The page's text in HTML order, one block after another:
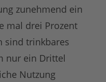
zunehmend ein
mal drei Prozent
sind trinkbares
nur ein Drittel
Nutzung